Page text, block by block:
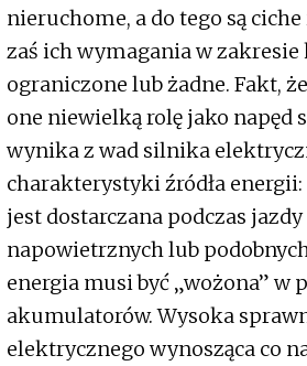
nieruchome, a do tego są
zaś ich wymagania w zakresie
ograniczone lub żadne. Fakt,
one niewielką rolę jako napęd
wynika z wad silnika
charakterystyki źródła
jest dostarczana podczas
napowietrznych lub
energia musi być „wożona” w
akumulatorów. Wysoka
elektrycznego wynosząca co